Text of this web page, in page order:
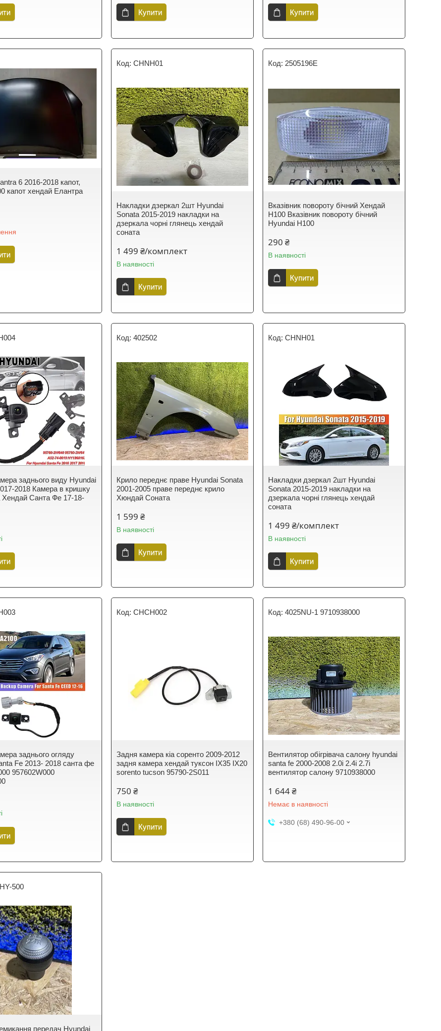
Купити Купити
6 2016-2018 капот,
капот хендай Елантра
CHNH01
Накладки дзеркал 2шт Hyundai
Sonata 2015-2019 накладки на
дзеркала чорні глянець хендай
соната
1 499 ₴/комплект
В наявності
Купити
2505196E
Вказівник повороту бічний Хендай
H100 Вказівник повороту бічний
Hyundai H100
290 ₴
В наявності
Купити
заднього виду Hyundai
2018 Камера в кришку
Хендай Санта Фе 17-18-
402502
Крило переднє праве Hyundai Sonata
2001-2005 праве переднє крило
Хюндай Соната
1 599 ₴
В наявності
Купити
CHNH01
Накладки дзеркал 2шт Hyundai
Sonata 2015-2019 накладки на
дзеркала чорні глянець хендай
соната
1 499 ₴/комплект
В наявності
Купити
заднього огляду
Fe 2013- 2018 санта фе
957602W000
CHCH002
Задня камера кіа соренто 2009-2012
задня камера хендай туксон IX35 IX20
sorento tucson 95790-2S011
750 ₴
В наявності
Купити
4025NU-1 9710938000
Вентилятор обігрівача салону hyundai
santa fe 2000-2008 2.0i 2.4i 2.7i
вентилятор салону 9710938000
1 644 ₴
Немає в наявності
+380 (68) 490-96-00
500
передач Hyundai